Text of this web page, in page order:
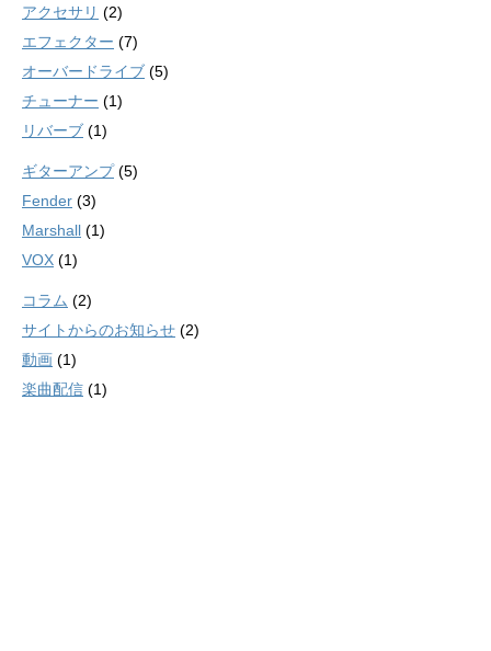
アクセサリ (2)
エフェクター (7)
オーバードライブ (5)
チューナー (1)
リバーブ (1)
ギターアンプ(5)
Fender (3)
Marshall (1)
VOX (1)
コラム (2)
サイトからのお知らせ (2)
動画 (1)
楽曲配信 (1)